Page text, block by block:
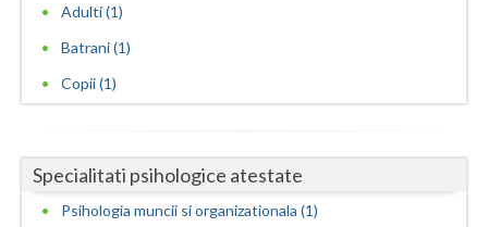
Iasi
Maramures
Mehedinti
Adulti (1)
Batrani (1)
Copii (1)
Specialitati psihologice atestate
Psihologia muncii si organizationala (1)